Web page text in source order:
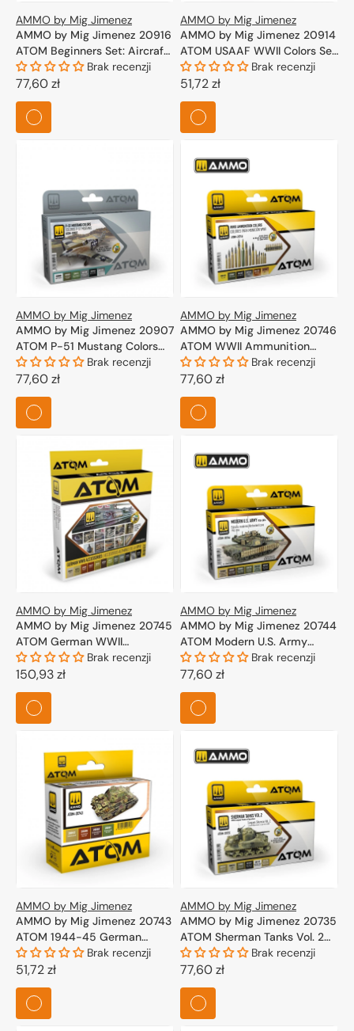
AMMO by Mig Jimenez
AMMO by Mig Jimenez 20916
ATOM Beginners Set: Aircraft
Vol.1 6x20ml Brak recenzji
Cena
regularna
77,60 zł
AMMO by Mig Jimenez
AMMO by Mig Jimenez 20914
ATOM USAAF WWII Colors Set
4x20ml
Brak recenzji
Cena
regularna
51,72 zł
AMMO by Mig Jimenez
AMMO by Mig Jimenez 20907
ATOM P-51 Mustang Colors
Set 6x20ml
Brak recenzji
Cena
regularna
77,60 zł
AMMO by Mig Jimenez
AMMO by Mig Jimenez 20746
ATOM WWII Ammunition
Colors 6x20mlBrak recenzji
Cena
regularna
77,60 zł
AMMO by Mig Jimenez
AMMO by Mig Jimenez 20745
ATOM German WWII
Accessories Set 12x20ml
Brak recenzji
Cena
regularna
150,93 zł
AMMO by Mig Jimenez
AMMO by Mig Jimenez 20744
ATOM Modern U.S. Army
1950-2016 6x20mlBrak recenzji
Cena
regularna
77,60 zł
AMMO by Mig Jimenez
AMMO by Mig Jimenez 20743
ATOM 1944-45 German
Standard Colors Set 4x20ml
Brak recenzji
Cena
regularna
51,72 zł
AMMO by Mig Jimenez
AMMO by Mig Jimenez 20735
ATOM Sherman Tanks Vol. 2
(WWII European Theater of
Operations) 6x20ml
Brak recenzji
Cena
regularna
77,60 zł